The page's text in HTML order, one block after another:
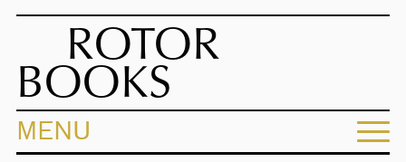
ROTOR
BOOKS
MENU